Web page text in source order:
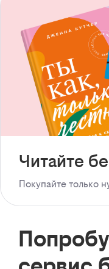
Читайте
Покупайте только